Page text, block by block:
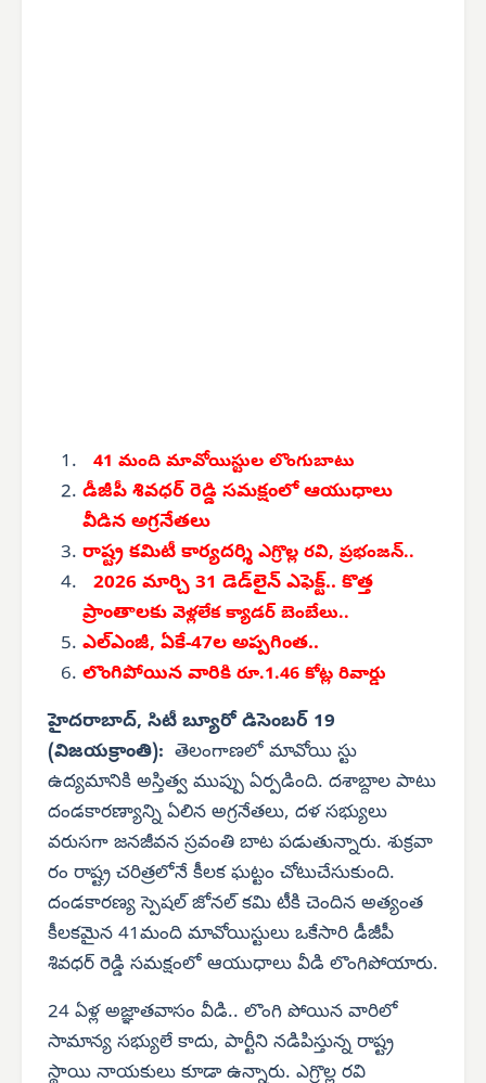
41 మంది మావోయిస్టుల లొంగుబాటు
డీజీపీ శివధర్ రెడ్డి సమక్షంలో ఆయుధాలు
వీడిన అగ్రనేతలు
రాష్ట్ర కమిటీ కార్యదర్శి ఎగ్రొల్ల రవి, ప్రభంజన్..
2026 మార్చి 31 డెడ్‌లైన్ ఎఫెక్ట్.. కొత్త
ప్రాంతాలకు వెళ్లలేక క్యాడర్ బెంబేలు..
ఎల్‌ఎంజీ, ఏకే-47ల అప్పగింత..
లొంగిపోయిన వారికి రూ.1.46 కోట్ల రివార్డు
హైదరాబాద్, సిటీ బ్యూరో డిసెంబర్ 19
(విజయక్రాంతి): తెలంగాణలో మావోయి స్టు
ఉద్యమానికి అస్తిత్వ ముప్పు ఏర్పడింది. దశాబ్దాల పాటు
దండకారణ్యాన్ని ఏలిన అగ్రనేతలు, దళ సభ్యులు
వరుసగా జనజీవన స్రవంతి బాట పడుతున్నారు. శుక్రవా
రం రాష్ట్ర చరిత్రలోనే కీలక ఘట్టం చోటుచేసుకుంది.
దండకారణ్య స్పెషల్ జోనల్ కమి టీకి చెందిన అత్యంత
కీలకమైన 41మంది మావోయిస్టులు ఒకేసారి డీజీపీ
శివధర్ రెడ్డి సమక్షంలో ఆయుధాలు వీడి లొంగిపోయారు.
24 ఏళ్ల అజ్ఞాతవాసం వీడి.. లొంగి పోయిన వారిలో
సామాన్య సభ్యులే కాదు, పార్టీని నడిపిస్తున్న రాష్ట్ర
స్థాయి నాయకులు కూడా ఉన్నారు. ఎగ్రొల్ల రవి